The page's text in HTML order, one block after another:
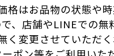
はお品物の状態や時
、店舗やLINEでの無
変更させていただく